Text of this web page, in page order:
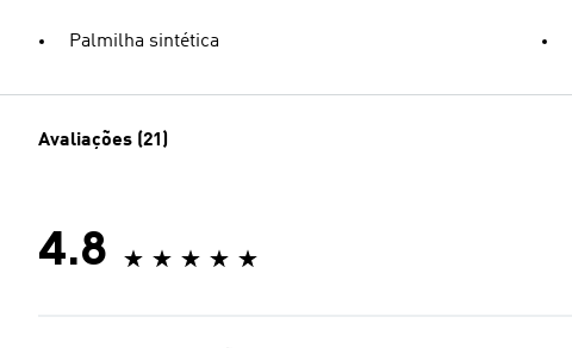
Palmilha sintética
Avaliações (21)
4.8